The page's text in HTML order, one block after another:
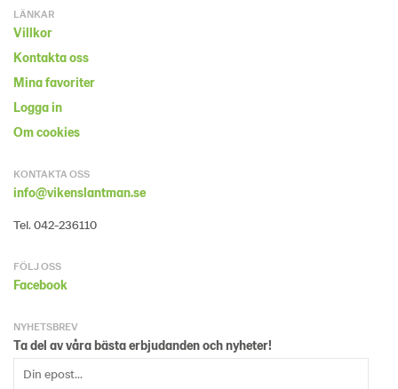
LÄNKAR
Villkor
Kontakta oss
Mina favoriter
Logga in
Om cookies
KONTAKTA OSS
info@vikenslantman.se
Tel. 042-236110
FÖLJ OSS
Facebook
NYHETSBREV
Ta del av våra bästa erbjudanden och nyheter!